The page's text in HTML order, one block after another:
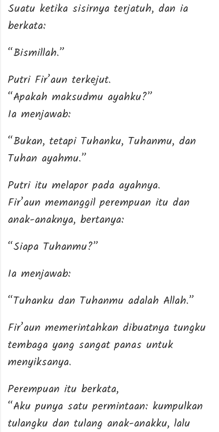
Suatu ketika sisirnya terjatuh, dan ia
berkata:
“Bismillah.”
Putri Fir’aun terkejut.
“Apakah maksudmu ayahku?”
Ia menjawab:
“Bukan, tetapi Tuhanku, Tuhanmu, dan
Tuhan ayahmu.”
Putri itu melapor pada ayahnya.
Fir’aun memanggil perempuan itu dan
anak-anaknya, bertanya:
“Siapa Tuhanmu?”
Ia menjawab:
“Tuhanku dan Tuhanmu adalah Allah.”
Fir’aun memerintahkan dibuatnya tungku
tembaga yang sangat panas untuk
menyiksanya.
Perempuan itu berkata,
“Aku punya satu permintaan: kumpulkan
tulangku dan tulang anak-anakku, lalu